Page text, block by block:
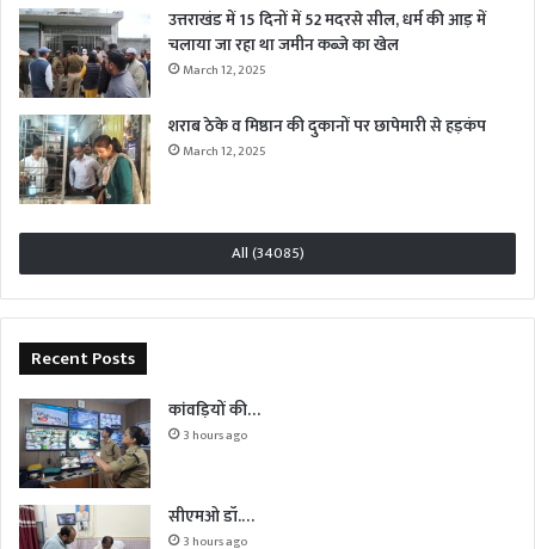
उत्तराखंड में 15 दिनों में 52 मदरसे सील, धर्म की आड़ में
चलाया जा रहा था जमीन कब्जे का खेल
March 12, 2025
शराब ठेके व मिष्ठान की दुकानों पर छापेमारी से हड़कंप
March 12, 2025
All (34085)
Recent Posts
कांवड़ियों की…
3 hours ago
सीएमओ डॉ.…
3 hours ago